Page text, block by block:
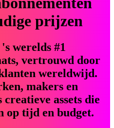
prijzen
werelds #1
vertrouwd door
wereldwijd.
makers en
assets die
op tijd en budget.